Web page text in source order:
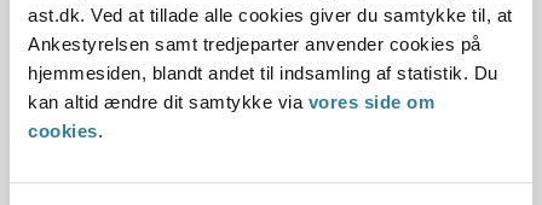
ast.dk. Ved at tillade alle cookies giver du samtykke til, at
Ankestyrelsen samt tredjeparter anvender cookies på
hjemmesiden, blandt andet til indsamling af statistik. Du
kan altid ændre dit samtykke via vores side om
cookies.
Paragraf
§ 33 § 46 § 15
Journalnummer
20929-92